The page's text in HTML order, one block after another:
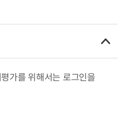
가를 위해서는 로그인을